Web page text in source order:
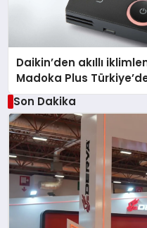
Daikin’den akıllı
Madoka Plus
Son Dakika